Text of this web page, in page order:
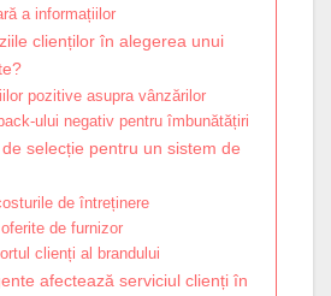
a informațiilor
clienților în alegerea unui
pozitive asupra vânzărilor
ului negativ pentru îmbunătățiri
selecție pentru un sistem de
de întreținere
de furnizor
clienți al brandului
afectează serviciul clienți în